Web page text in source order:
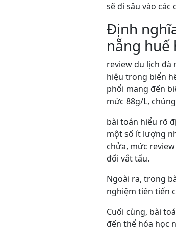
sẽ đi sâu vào
Định
nẵng huế
review du lịch
hiệu trong biển
phổi mang đến
mức 88g/L,
bài toán hiểu rõ
một số ít lượng
chửa, mức
đổi vắt tấu.
Ngoài ra, trong
nghiệm tiên tiến
Cuối cùng, bài
đến thể hóa học